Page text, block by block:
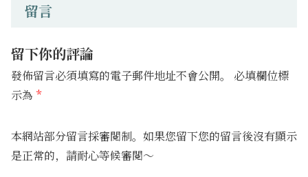
留言
留下你的評論
發佈留言必須填寫的電子郵件地址不會公開。
必填欄位標
示為 *
本網站部分留言採審閱制。如果您留下您的留言後沒有顯示
是正常的，請耐心等候審閱～